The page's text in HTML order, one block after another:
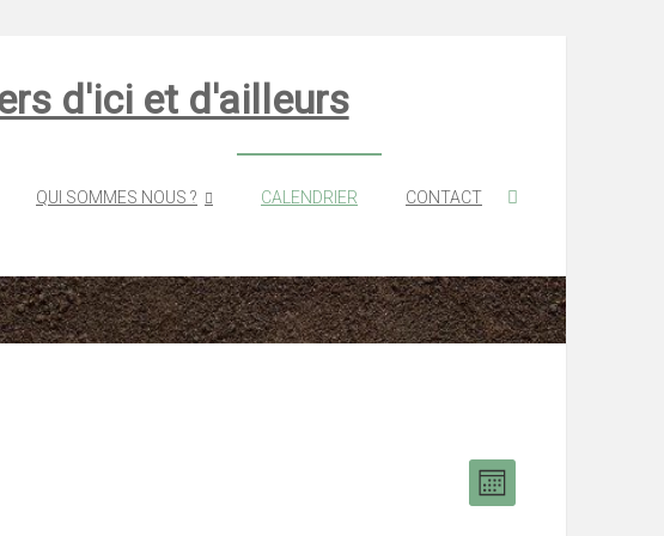
d'ici et d'ailleurs
QUI SOMMES NOUS ? CALENDRIER CONTACT
Navigation
Navigation
Mois